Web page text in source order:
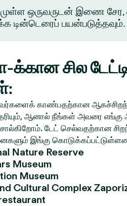
ஒருவருடன் இணை சேர, ஒரு
டின்டெரைப்
க்கான சில
காண்பதற்கான
ஆனால் நீங்கள் அவரை எங்கு
டேட் செல்வதற்கான
இங்கு
Nature Reserve
Museum
Museum
Cultural Complex